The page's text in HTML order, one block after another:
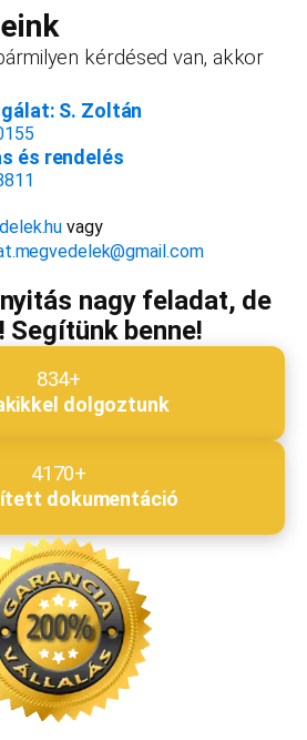
összeget le tudjuk vonni a
árából így végül
a konzultáció díjmentes.
kérdésed van, akkor
S. Zoltán
és rendelés
vagy
nagy feladat, de
Segítünk benne!
834+
dolgoztunk
4170+
dokumentáció